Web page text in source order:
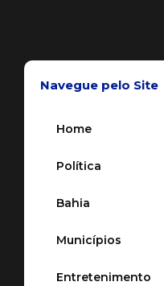
Navegue pelo Site
Home
Política
Bahia
Municípios
Entretenimento